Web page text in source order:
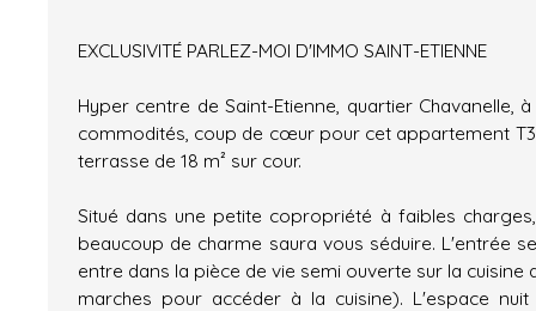
EXCLUSIVITÉ PARLEZ-MOI D'IMMO SAINT-ETIENNE
Hyper centre de Saint-Etienne, quartier Chavanelle,
commodités, coup de cœur pour cet appartement T3
terrasse de 18 m² sur cour.
Situé dans une petite copropriété à faibles
beaucoup de charme saura vous séduire. L'entrée
entre dans la pièce de vie semi ouverte sur la cuisine
marches pour accéder à la cuisine). L'espace